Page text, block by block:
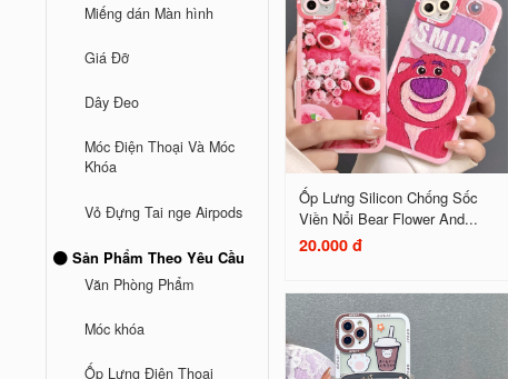
Miếng dán Màn hình
Giá Đỡ
Dây Đeo
Móc Điện Thoại Và Móc
Khóa
Vỏ Đựng Tai nge Airpods
Sản Phẩm Theo Yêu Cầu
Văn Phòng Phẩm
Móc khóa
Ốp Lưng Điện Thoại
Ốp Lưng Silicon Chống Sốc
Viền Nổi Bear Flower And...
20.000 đ